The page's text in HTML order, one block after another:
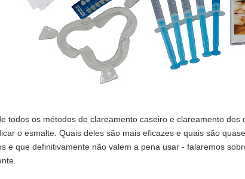
todos os métodos de clareamento caseiro e clareamento dos
o esmalte. Quais deles são mais eficazes e quais são
e que definitivamente não valem a pena usar - falaremos